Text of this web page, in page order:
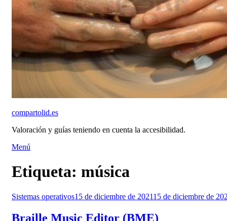
compartolid.es
Valoración y guías teniendo en cuenta la accesibilidad.
Saltar
contenido
Menú
Etiqueta: música
Sistemas operativosPublicado
15 de diciembre de 202115 de diciembre de
Braille Music Editor (BME)